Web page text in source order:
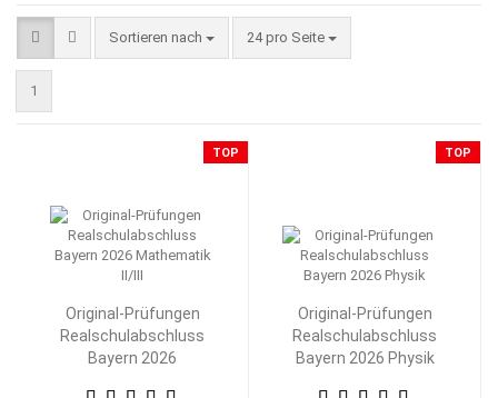
Sortieren nach
Sortieren nach 24 pro Seite
pro Seite
1
TOP
Original-Prüfungen
Realschulabschluss
Bayern 2026
TOP
Original-Prüfungen
Realschulabschluss
Bayern 2026 Physik